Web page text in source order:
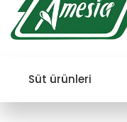
Süt ürünleri